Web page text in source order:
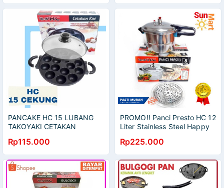
PANCAKE HC 15 LUBANG
TAKOYAKI CETAKAN
Rp115.000
PROMO!! Panci Presto HC 12
Liter Stainless Steel Happy
Rp225.000